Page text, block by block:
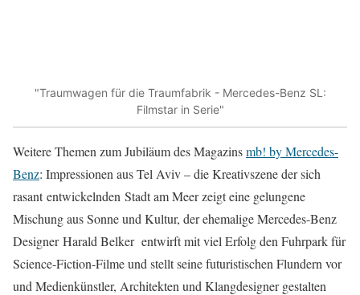
"Traumwagen für die Traumfabrik - Mercedes-Benz SL:
Filmstar in Serie"
Weitere Themen zum Jubiläum des Magazinsmb! by Mercedes-
Benz: Impressionen aus Tel Aviv – die Kreativszene der sich
rasant entwickelnden Stadt am Meer zeigt eine gelungene
Mischung aus Sonne und Kultur, der ehemalige Mercedes-Benz
Designer Harald Belker entwirft mit viel Erfolg den Fuhrpark für
Science-Fiction-Filme und stellt seine futuristischen Flundern vor
und Medienkünstler, Architekten und Klangdesigner gestalten